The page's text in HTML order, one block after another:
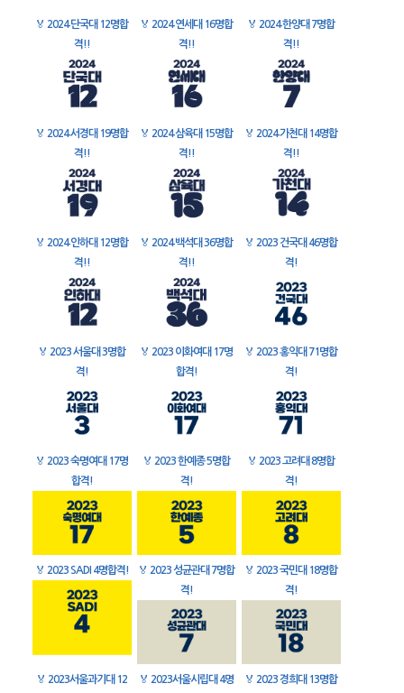
🏅 2024 단국대 12명합
격!!
🏅 2024 연세대 16명합
격!!
🏅 2024 한양대 7명합
격!!
🏅 2024 서경대 19명합
격!!
🏅 2024 삼육대 15명합
격!!
🏅 2024 가천대 14명합
격!!
🏅 2024 인하대 12명합
격!!
🏅 2024 백석대 36명합
격!!
🏅 2023 건국대 46명합
격!
🏅 2023 서울대 3명합
격!
🏅 2023 이화여대 17명
합격!
🏅 2023 홍익대 71명합
격!
🏅 2023 숙명여대 17명
합격!
🏅 2023 한예종 5명합
격!
🏅 2023 고려대 8명합
격!
🏅 2023 SADI 4명합격! 🏅 2023 성균관대 7명합
격!
🏅 2023 국민대 18명합
격!
🏅 2023서울과기대 12
🏅 2023서울시립대 4명
🏅 2023 경희대 13명합